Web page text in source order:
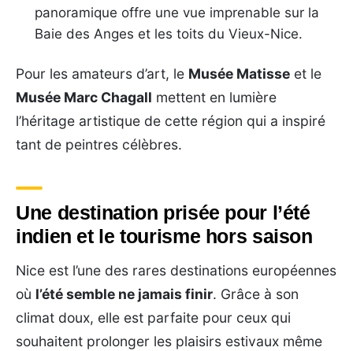
panoramique offre une vue imprenable sur la
Baie des Anges et les toits du Vieux-Nice.
Pour les amateurs d’art, le Musée Matisse et le
Musée Marc Chagall mettent en lumière
l’héritage artistique de cette région qui a inspiré
tant de peintres célèbres.
Une destination prisée pour l’été
indien et le tourisme hors saison
Nice est l’une des rares destinations européennes
où l’été semble ne jamais finir. Grâce à son
climat doux, elle est parfaite pour ceux qui
souhaitent prolonger les plaisirs estivaux même